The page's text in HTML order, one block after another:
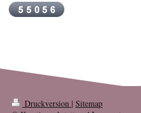
Druckversion | Sitemap